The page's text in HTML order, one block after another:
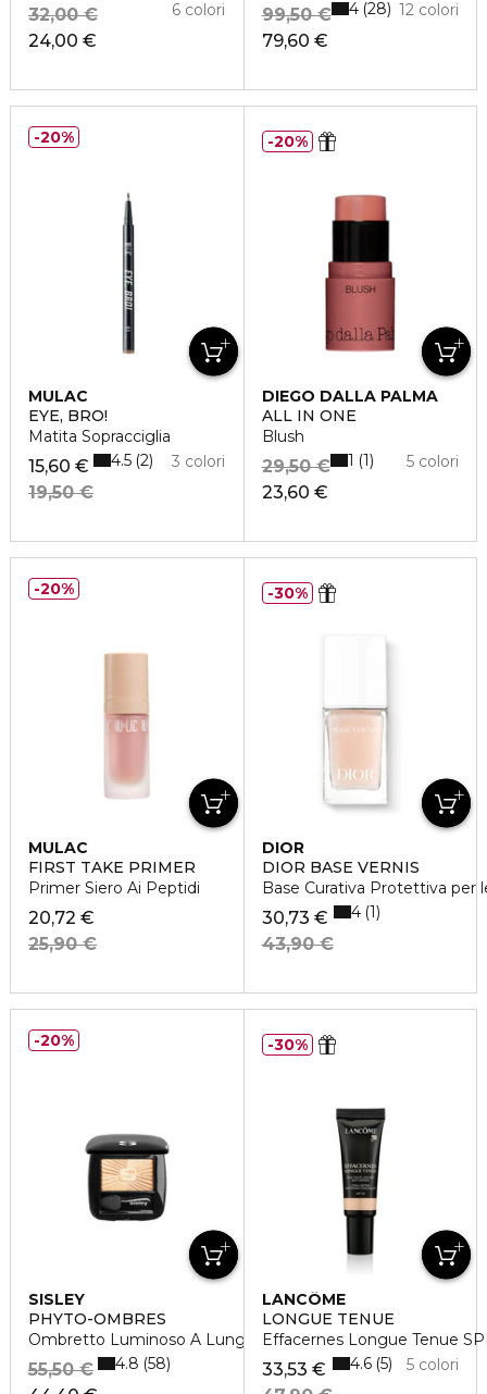
24,00 €
32,00 € 6 colori
79,60 €
99,50 € 12 colori
4 28
MULAC
EYE, BRO!
Matita Sopracciglia
15,60 €
19,50 €
3 colori
4.5 2
20%
DIEGO DALLA PALMA
ALL IN ONE
Blush
23,60 €
29,50 € 5 colori
1 1
20%
MULAC
FIRST TAKE PRIMER
Primer Siero Ai Peptidi
20,72 €
25,90 €
20%
DIOR
DIOR BASE VERNIS
Base Curativa Protettiva per
30,73 €
43,90 €
4 1
30%
SISLEY
PHYTO-OMBRES
Ombretto Luminoso A Lunga Tenuta
55,50 € 4.8 58
20%
LANCÔME
LONGUE TENUE
Effacernes Longue Tenue
33,53 €
5 colori
4.6 5
30%